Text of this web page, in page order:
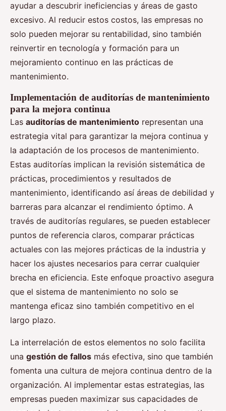
ayudar a descubrir ineficiencias y áreas de gasto
excesivo. Al reducir estos costos, las empresas no
solo pueden mejorar su rentabilidad, sino también
reinvertir en tecnología y formación para un
mejoramiento continuo en las prácticas de
mantenimiento.
Implementación de auditorías de mantenimiento
para la mejora continua
Las auditorías de mantenimiento representan una
estrategia vital para garantizar la mejora continua y
la adaptación de los procesos de mantenimiento.
Estas auditorías implican la revisión sistemática de
prácticas, procedimientos y resultados de
mantenimiento, identificando así áreas de debilidad y
barreras para alcanzar el rendimiento óptimo. A
través de auditorías regulares, se pueden establecer
puntos de referencia claros, comparar prácticas
actuales con las mejores prácticas de la industria y
hacer los ajustes necesarios para cerrar cualquier
brecha en eficiencia. Este enfoque proactivo asegura
que el sistema de mantenimiento no solo se
mantenga eficaz sino también competitivo en el
largo plazo.
La interrelación de estos elementos no solo facilita
una gestión de fallos más efectiva, sino que también
fomenta una cultura de mejora continua dentro de la
organización. Al implementar estas estrategias, las
empresas pueden maximizar sus capacidades de